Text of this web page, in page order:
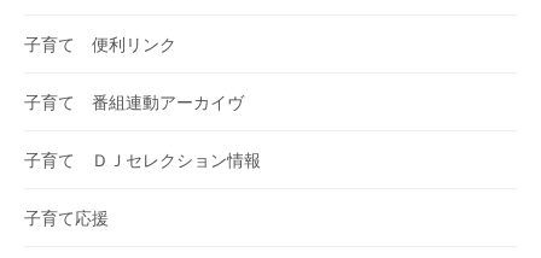
子育て 便利リンク
子育て 番組連動アーカイヴ
子育て ＤＪセレクション情報
子育て応援